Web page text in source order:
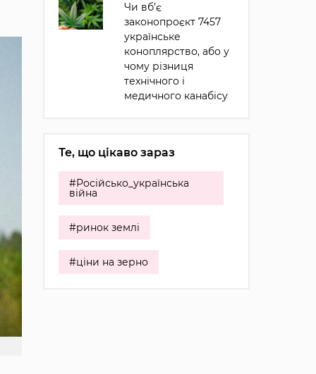
Чи вб’є
законопроєкт 7457
українське
коноплярство, або у
чому різниця
технічного і
медичного канабісу
Те, що цікаво зараз
#Російсько_українська
війна
#ринок землі
#ціни на зерно